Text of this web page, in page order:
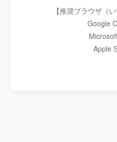
【推奨ブラウザ（
Google
Apple